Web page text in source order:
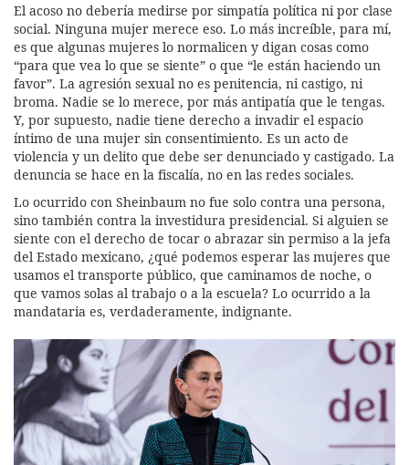
El acoso no debería medirse por simpatía política ni por clase
social. Ninguna mujer merece eso. Lo más increíble, para mí,
es que algunas mujeres lo normalicen y digan cosas como
“para que vea lo que se siente” o que “le están haciendo un
favor”. La agresión sexual no es penitencia, ni castigo, ni
broma. Nadie se lo merece, por más antipatía que le tengas.
Y, por supuesto, nadie tiene derecho a invadir el espacio
íntimo de una mujer sin consentimiento. Es un acto de
violencia y un delito que debe ser denunciado y castigado. La
denuncia se hace en la fiscalía, no en las redes sociales.
Lo ocurrido con Sheinbaum no fue solo contra una persona,
sino también contra la investidura presidencial. Si alguien se
siente con el derecho de tocar o abrazar sin permiso a la jefa
del Estado mexicano, ¿qué podemos esperar las mujeres que
usamos el transporte público, que caminamos de noche, o
que vamos solas al trabajo o a la escuela? Lo ocurrido a la
mandataria es, verdaderamente, indignante.